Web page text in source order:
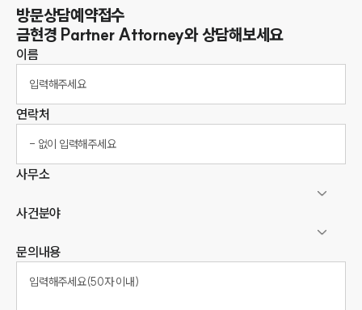
방문상담예약접수
금현경 Partner Attorney와 상담해보세요
이름
연락처
사무소
사건분야
문의내용